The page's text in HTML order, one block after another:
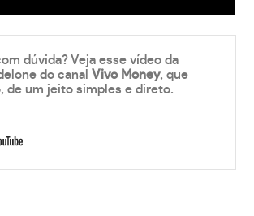
dúvida? Veja esse vídeo da
do canalVivo Money, que
de um jeito simples e direto.